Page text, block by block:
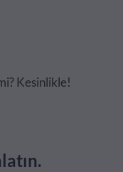
Kesinlikle!